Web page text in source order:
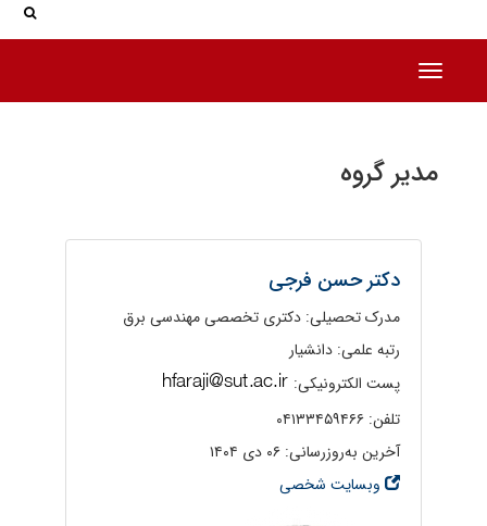
Toggle navigation
مدیر گروه
دکتر حسن فرجی
مدرک تحصیلی: دکتری تخصصی مهندسی برق
رتبه علمی: دانشیار
پست الکترونیکی:
تلفن: ۰۴۱۳۳۴۵۹۴۶۶
آخرین به‌روزرسانی: ۰۶ دی ۱۴۰۴
وبسایت شخصی